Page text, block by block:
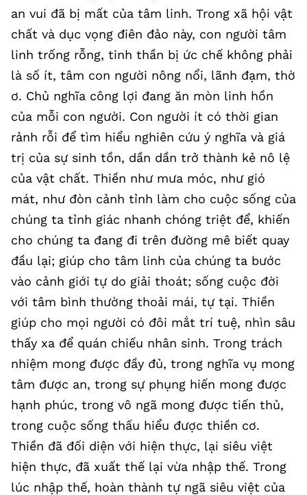
an vui đã bị mất của tâm linh. Trong xã hội vật
chất và dục vọng điên đảo này, con người tâm
linh trống rỗng, tinh thần bị ức chế không phải
là số ít, tâm con người nông nổi, lãnh đạm, thờ
ơ. Chủ nghĩa công lợi đang ăn mòn linh hồn
của mỗi con người. Con người ít có thời gian
rảnh rỗi để tìm hiểu nghiên cứu ý nghĩa và giá
trị của sự sinh tồn, dần dần trở thành kẻ nô lệ
của vật chất. Thiền như mưa móc, như gió
mát, như đòn cảnh tỉnh làm cho cuộc sống của
chúng ta tỉnh giác nhanh chóng triệt để, khiến
cho chúng ta đang đi trên đường mê biết quay
đầu lại; giúp cho tâm linh của chúng ta bước
vào cảnh giới tự do giải thoát; sống cuộc đời
với tâm bình thường thoải mái, tự tại. Thiền
giúp cho mọi người có đôi mắt trí tuệ, nhìn sâu
thấy xa để quán chiếu nhân sinh. Trong trách
nhiệm mong được đầy đủ, trong nghĩa vụ mong
tâm được an, trong sự phụng hiến mong được
hạnh phúc, trong vô ngã mong được tiến thủ,
trong cuộc sống thấu hiểu được thiền cơ.
Thiền đã đối diện với hiện thực, lại siêu việt
hiện thực, đã xuất thế lại vừa nhập thế. Trong
lúc nhập thế, hoàn thành tự ngã siêu việt của